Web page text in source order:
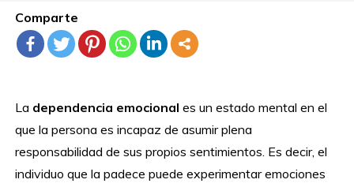
Comparte
La dependencia emocional es un estado mental en el
que la persona es incapaz de asumir plena
responsabilidad de sus propios sentimientos. Es decir, el
individuo que la padece puede experimentar emociones